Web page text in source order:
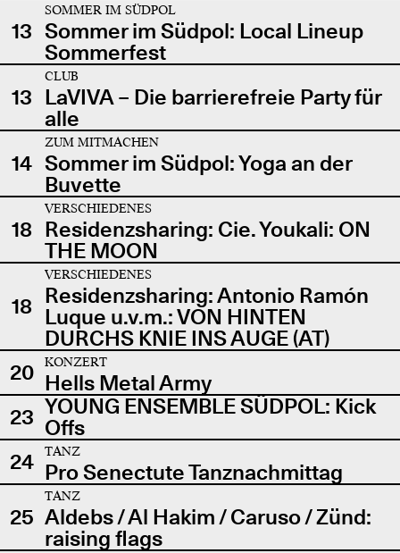
13
SOMMER IM SÜDPOL
Sommer im Südpol: Local Lineup
Sommerfest
13
CLUB
LaVIVA – Die barrierefreie Party für
alle
14
ZUM MITMACHEN
Sommer im Südpol: Yoga an der
Buvette
18
VERSCHIEDENES
Residenzsharing: Cie. Youkali: ON
THE MOON
18
VERSCHIEDENES
Residenzsharing: Antonio Ramón
Luque u.v.m.: VON HINTEN
DURCHS KNIE INS AUGE (AT)
20
KONZERT
Hells Metal Army
23 YOUNG ENSEMBLE SÜDPOL: Kick
Offs
24
TANZ
Pro Senectute Tanznachmittag
25
TANZ
Aldebs / Al Hakim / Caruso / Zünd:
raising flags